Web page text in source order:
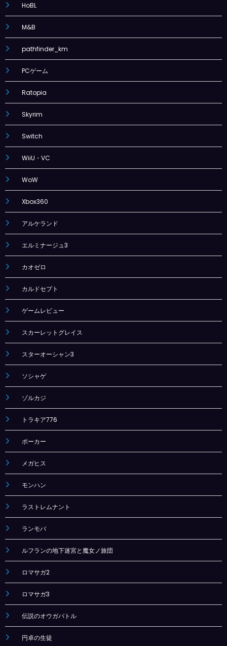
HoBL
M&B
pathfinder_km
PCゲーム
Ratopia
Skyrim
Switch
WiiU・VC
WoW
Xbox360
アルケランド
エルミナージュ3
カオゼロ
カルドセプト
ゲームレビュー
スカーレットグレイス
スターオーシャン3
ソシャゲ
ゾルカジ
トラキア776
ポーカー
メガヒス
モンハン
ラストレムナント
ランモバ
ルフランの地下迷宮と魔女ノ旅団
ロマサガ2
ロマサガ3
伝説のオウガバトル
円卓の生徒